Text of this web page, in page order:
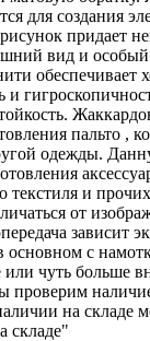
для создания
придает
вид и
обеспечивает
и
пальто ,
одежды.
и
от
зависит
основном с
чуть больше
проверим
на складе
складе"